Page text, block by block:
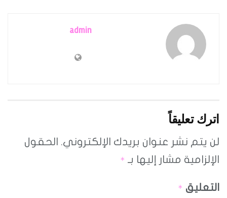
admin
اترك تعليقاً
لن يتم نشر عنوان بريدك الإلكتروني. الحقول
الإلزامية مشار إليها بـ *
التعليق *